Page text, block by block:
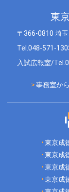
東
〒366-0810 埼
Tel.048-571-
入試広報室/
事務室か
東京成
東京成
東京成
東京成